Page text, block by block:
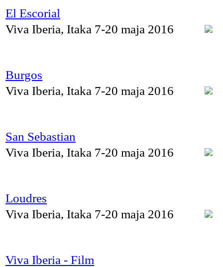
El Escorial
Viva Iberia, Itaka 7-20 maja 2016
Burgos
Viva Iberia, Itaka 7-20 maja 2016
San Sebastian
Viva Iberia, Itaka 7-20 maja 2016
Loudres
Viva Iberia, Itaka 7-20 maja 2016
Viva Iberia - Film